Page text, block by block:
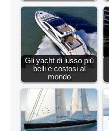
Gli yacht di lusso più
belli e costosi al
mondo